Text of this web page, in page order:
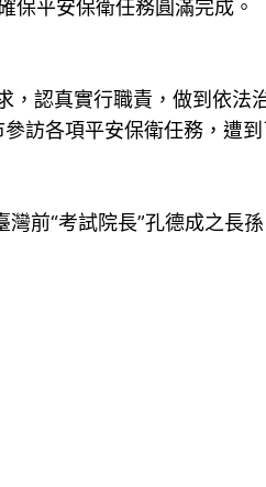
保平安保衛任務圓滿完成。
認真實行職責，做到依法
訪各項平安保衛任務，遭
前“考試院長”孔德成之長